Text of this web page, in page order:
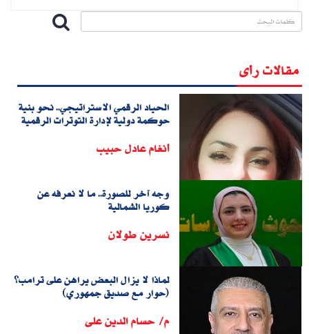
مقالات رأى
الحياد الرقمي الاستراتيجي.. نحو بنية
حوكمة دولية لإدارة التوترات الرقمية
أنغام عادل حبيب
وجه آخر للصورة.. ما لا نعرفه عن
كوريا الشمالية
نسرين طولان
لماذا لا يزال البعض يراهن على ترامب؟
(حوار مع صديق جمهوري)
م/ حسام الدين على